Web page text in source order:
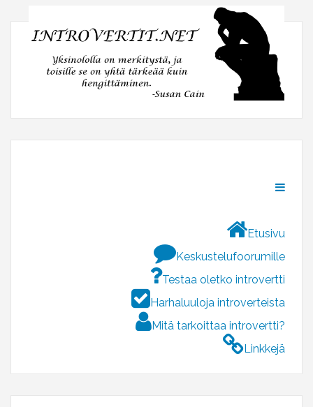
Etusivu
Keskustelufoorumille
Testaa oletko introvertti
Harhaluuloja introverteista
Mitä tarkoittaa introvertti?
Linkkejä